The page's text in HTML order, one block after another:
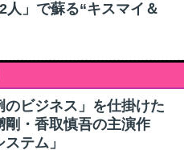
」で蘇る“キスマイ＆
のビジネス」を仕掛けた
剛・香取慎吾の主演作
テム」